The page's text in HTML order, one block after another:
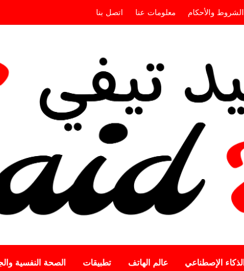
الشروط والأحكام معلومات عنا اتصل بنا
الذكاء الإصطناعي عالم الهاتف تطبيقات الصحة النفسية